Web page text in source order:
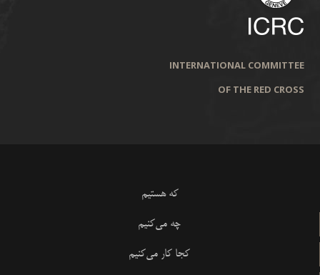
INTERNATIONAL COMMITTEE
OF THE RED CROSS
که هستیم
چه می‌کنیم
کجا کار می‌کنیم